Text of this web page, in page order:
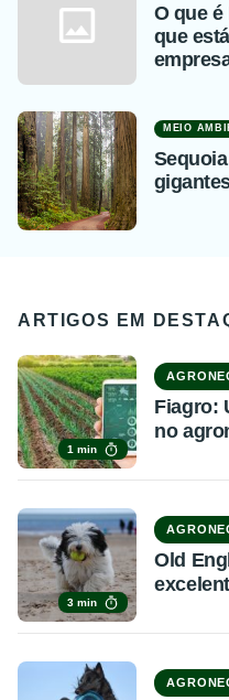
O que
que
MEIO
ARTIGOS EM
1 min
Fiagro:
no
3 min
Old